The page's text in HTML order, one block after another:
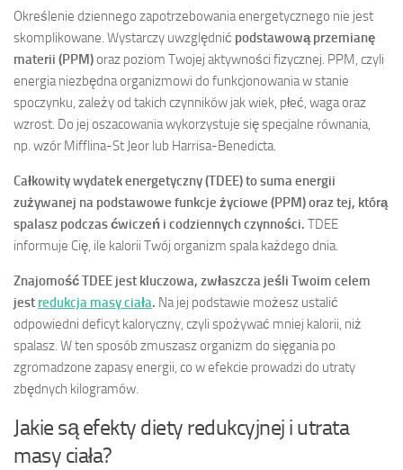
Określenie dziennego zapotrzebowania energetycznego nie jest
skomplikowane. Wystarczy uwzględnić podstawową przemianę
materii (PPM)oraz poziom Twojej aktywności fizycznej. PPM, czyli
energia niezbędna organizmowi do funkcjonowania w stanie
spoczynku, zależy od takich czynników jak wiek, płeć, waga oraz
wzrost. Do jej oszacowania wykorzystuje się specjalne równania,
np. wzór Mifflina-St Jeor lub Harrisa-Benedicta.
Całkowity wydatek energetyczny (TDEE) to suma energii
zużywanej na podstawowe funkcje życiowe (PPM) oraz tej, którą
spalasz podczas ćwiczeń i codziennych czynności. TDEE
informuje Cię, ile kalorii Twój organizm spala każdego dnia.
Znajomość TDEE jest kluczowa, zwłaszcza jeśli Twoim celem
jest redukcja masy ciała. Na jej podstawie możesz ustalić
odpowiedni deficyt kaloryczny, czyli spożywać mniej kalorii, niż
spalasz. W ten sposób zmuszasz organizm do sięgania po
zgromadzone zapasy energii, co w efekcie prowadzi do utraty
zbędnych kilogramów.
Jakie są efekty diety redukcyjnej i utrata
masy ciała?